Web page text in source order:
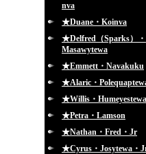
nva
★Duane・Koinva
★Delfred（Sparks）・
Masawytewa
★Emmett・Navakuku
★Alaric・
★Willis・Humeyestewa
★Petra・Lamson
★Nathan・Fred・Jr
★Cyrus・Josytewa・